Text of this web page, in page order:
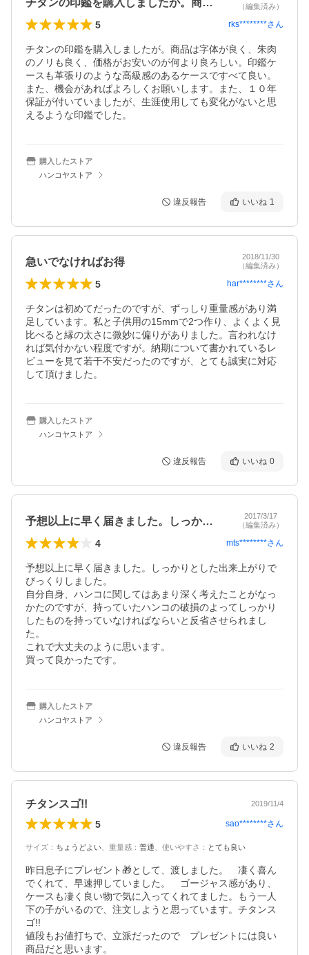
（編集済み）
5 rks********さん
チタンの印鑑を購入しましたが。商品は字体が良く、朱肉
のノリも良く、価格がお安いのが何より良ろしい。印鑑ケ
ースも革張りのような高級感のあるケースですべて良い。
また、機会があればよろしくお願いします。また、１０年
保証が付いていましたが、生涯使用しても変化がないと思
えるような印鑑でした。
購入したストア
ハンコヤストア
違反報告 いいね 1
急いでなければお得
2018/11/30
（編集済み）
5 har********さん
チタンは初めてだったのですが、ずっしり重量感があり満
足しています。私と子供用の15mmで2つ作り、よくよく見
比べると縁の太さに微妙に偏りがありました。言われなけ
れば気付かない程度ですが。納期について書かれているレ
ビューを見て若干不安だったのですが、とても誠実に対応
して頂けました。
購入したストア
ハンコヤストア
違反報告 いいね 0
予想以上に早く届きました。しっかりとし…
2017/3/17
（編集済み）
4 mts********さん
予想以上に早く届きました。しっかりとした出来上がりで
びっくりしました。
自分自身、ハンコに関してはあまり深く考えたことがなっ
かたのですが、持っていたハンコの破損のよってしっかり
したものを持っていなければならいと反省させられまし
た。
これで大丈夫のように思います。
買って良かったです。
購入したストア
ハンコヤストア
違反報告 いいね 2
チタンスゴ!! 2019/11/4
5 sao********さん
サイズ ： ちょうどよい 重量感 ： 普通 使いやすさ ： とても良い
昨日息子にプレゼント🎁として、渡しました。　凄く喜ん
でくれて、早速押していました。　ゴージャス感があり、
ケースも凄く良い物で気に入ってくれてました。もう一人
下の子がいるので、注文しようと思っています。チタンス
ゴ!!
値段もお値打ちで、立派だったので　プレゼントには良い
商品だと思います。